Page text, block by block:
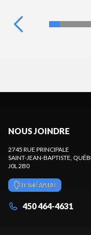
NOUS JOINDRE
2745 RUE PRINCIPALE
SAINT-JEAN-BAPTISTE ,
J0L 2B0
ITINÉRAIRE
450 464-4631